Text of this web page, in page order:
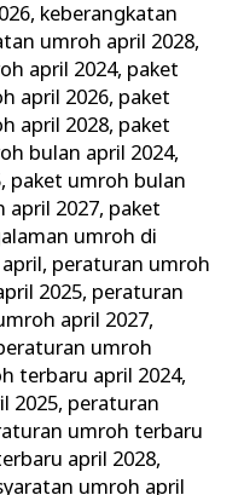
, keberangkatan
umroh april 2028,
april 2024, paket
april 2026, paket
april 2028, paket
bulan april 2024,
, paket umroh bulan
april 2027, paket
umroh di
, peraturan umroh
2025, peraturan
april 2027,
umroh
terbaru april 2024,
2025, peraturan
umroh terbaru
april 2028,
umroh april